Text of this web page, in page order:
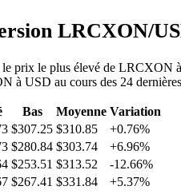
LRCXON/
prix le plus élevé de LRCXON
à USD au cours des 24
Bas Moyenne Variation
$307.25 $310.85
+0.76%
$280.84 $303.74
+6.96%
$253.51 $313.52
-12.66%
$267.41 $331.84 +5.37%